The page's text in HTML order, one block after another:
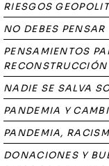
RIESGOS
NO DEBES PENSAR
PENSAMIENTOS
NADIE SE SALVA
PANDEMIA Y
PANDEMIA,
DONACIONES Y